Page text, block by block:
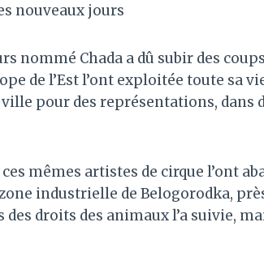
nouveaux jours
nommé Chada a dû subir des
de l’Est l’ont exploitée toute sa
pour des représentations, dans
mêmes artistes de cirque l’ont
industrielle de Belogorodka,
droits des animaux l’a suivie,